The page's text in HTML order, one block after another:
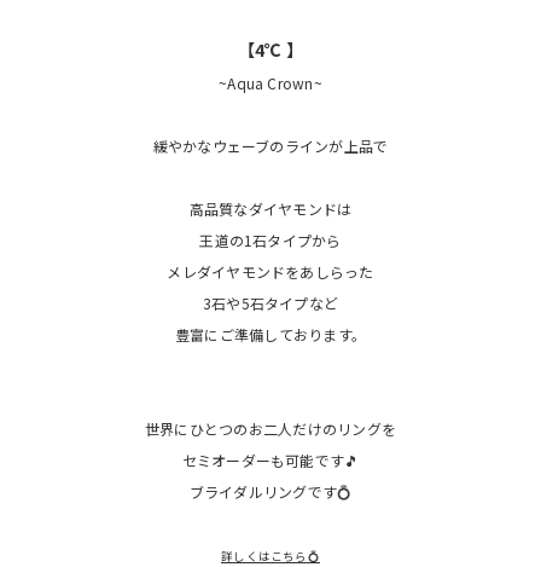
【4℃ 】
~Aqua Crown~
緩やかなウェーブのラインが上品で
高品質なダイヤモンドは
王道の1石タイプから
メレダイヤモンドをあしらった
3石や5石タイプなど
豊富にご準備しております。
世界にひとつのお二人だけのリングを
セミオーダーも可能です🎵
ブライダルリングです💍
詳しくはこちら💍